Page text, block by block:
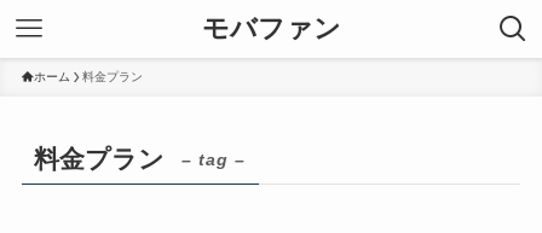
モバファン
ホーム 料金プラン
料金プラン – tag –